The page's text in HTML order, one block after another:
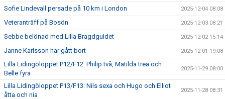
Sofie Lindevall persade på 10 km i London 2025-12-04 08:08
Veteranträff på Bosön 2025-12-03 08:21
Sebbe belönad med Lilla Bragdguldet 2025-12-02 15:14
Janne Karlsson har gått bort 2025-12-01 19:08
Lilla Lidingöloppet P12/F12: Philip två, Matilda trea och
Belle fyra
2025-11-29 08:00
Lilla Lidingöloppet P13/F13: Nils sexa och Hugo och Elliot
åtta och nia
2025-11-28 08:31